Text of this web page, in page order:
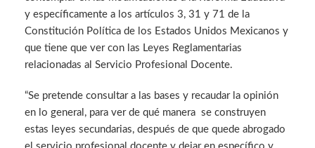
y específicamente a los artículos 3, 31 y 71 de la
Constitución Política de los Estados Unidos Mexicanos y
que tiene que ver con las Leyes Reglamentarias
relacionadas al Servicio Profesional Docente.
“Se pretende consultar a las bases y recaudar la opinión
en lo general, para ver de qué manera se construyen
estas leyes secundarias, después de que quede abrogado